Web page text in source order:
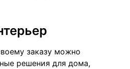
заказу можно
решения для дома,